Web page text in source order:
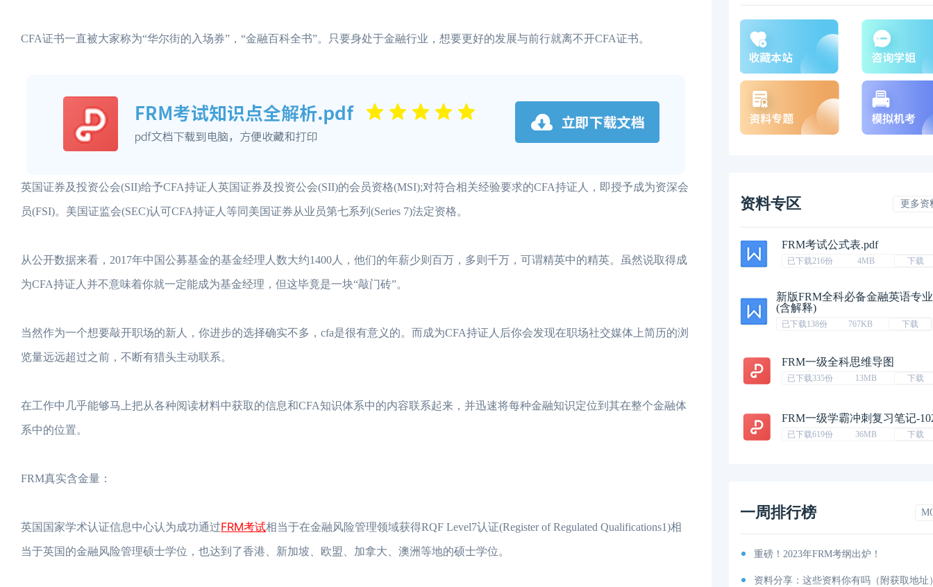
CFA证书一直被大家称为“华尔街的入场券”，“金融百科全书”。只要身处于金融行业，想要更好的发展与前行就离不开CFA证书。
英国证券及投资公会(SII)给予CFA持证人英国证券及投资公会(SII)的会员资格(MSI);对符合相关经验要求的CFA持证人，即授予成为资深会
员(FSI)。美国证监会(SEC)认可CFA持证人等同美国证券从业员第七系列(Series 7)法定资格。
从公开数据来看，2017年中国公募基金的基金经理人数大约1400人，他们的年薪少则百万，多则千万，可谓精英中的精英。虽然说取得成
为CFA持证人并不意味着你就一定能成为基金经理，但这毕竟是一块“敲门砖”。
当然作为一个想要敲开职场的新人，你进步的选择确实不多，cfa是很有意义的。而成为CFA持证人后你会发现在职场社交媒体上简历的浏
览量远远超过之前，不断有猎头主动联系。
在工作中几乎能够马上把从各种阅读材料中获取的信息和CFA知识体系中的内容联系起来，并迅速将每种金融知识定位到其在整个金融体
系中的位置。
FRM真实含金量：
英国国家学术认证信息中心认为成功通过FRM考试相当于在金融风险管理领域获得RQF Level7认证(Register of Regulated Qualifications1)相
当于英国的金融风险管理硕士学位，也达到了香港、新加坡、欧盟、加拿大、澳洲等地的硕士学位。
资料专区 更多资
FRM考试公式表.pdf
已下载216份 4MB 下载
新版FRM全科必备金融英语专
(含解释)
已下载138份 767KB 下载
FRM一级全科思维导图
已下载335份 13MB 下载
FRM一级学霸冲刺复习笔记-
已下载619份 36MB 下载
一周排行榜
重磅！2023年FRM考纲出炉！
资料分享：这些资料你有吗（附获取地址